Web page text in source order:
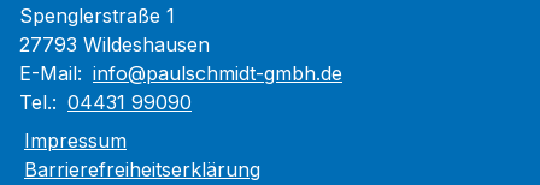
Spenglerstraße 1
27793 Wildeshausen
E-Mail: info@paulschmidt-gmbh.de
Tel.: 04431 99090
Impressum
Barrierefreiheitserklärung